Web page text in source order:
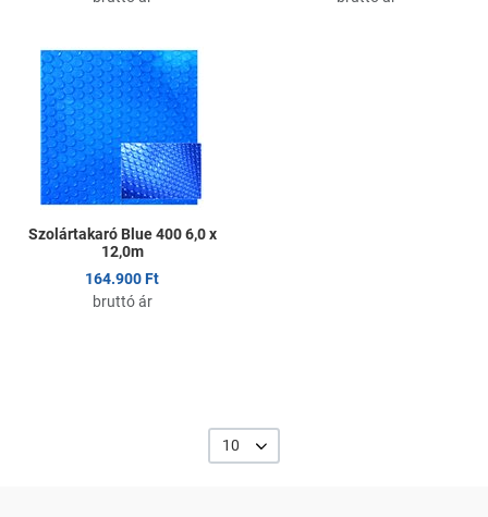
Szolártakaró Blue 400 6,0 x
12,0m
164.900 Ft
bruttó ár
10